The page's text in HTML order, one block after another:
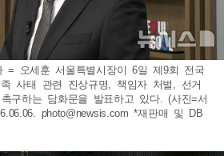
= 오세훈 서울특별시장이 6일 제9회 전국
사태 관련 진상규명, 책임자 처벌, 선거
구하는 담화문을 발표하고 있다. (사진=서
photo@newsis.com *재판매 및 DB